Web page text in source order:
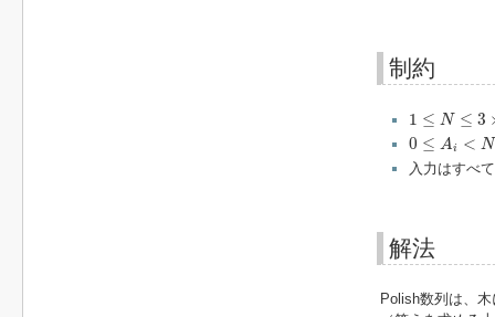
制約
1 ≤ N ≤ 3
≤3 105
0 ≤ Ai < N
0 A <N
入力はすべ
解法
Polish数列は、